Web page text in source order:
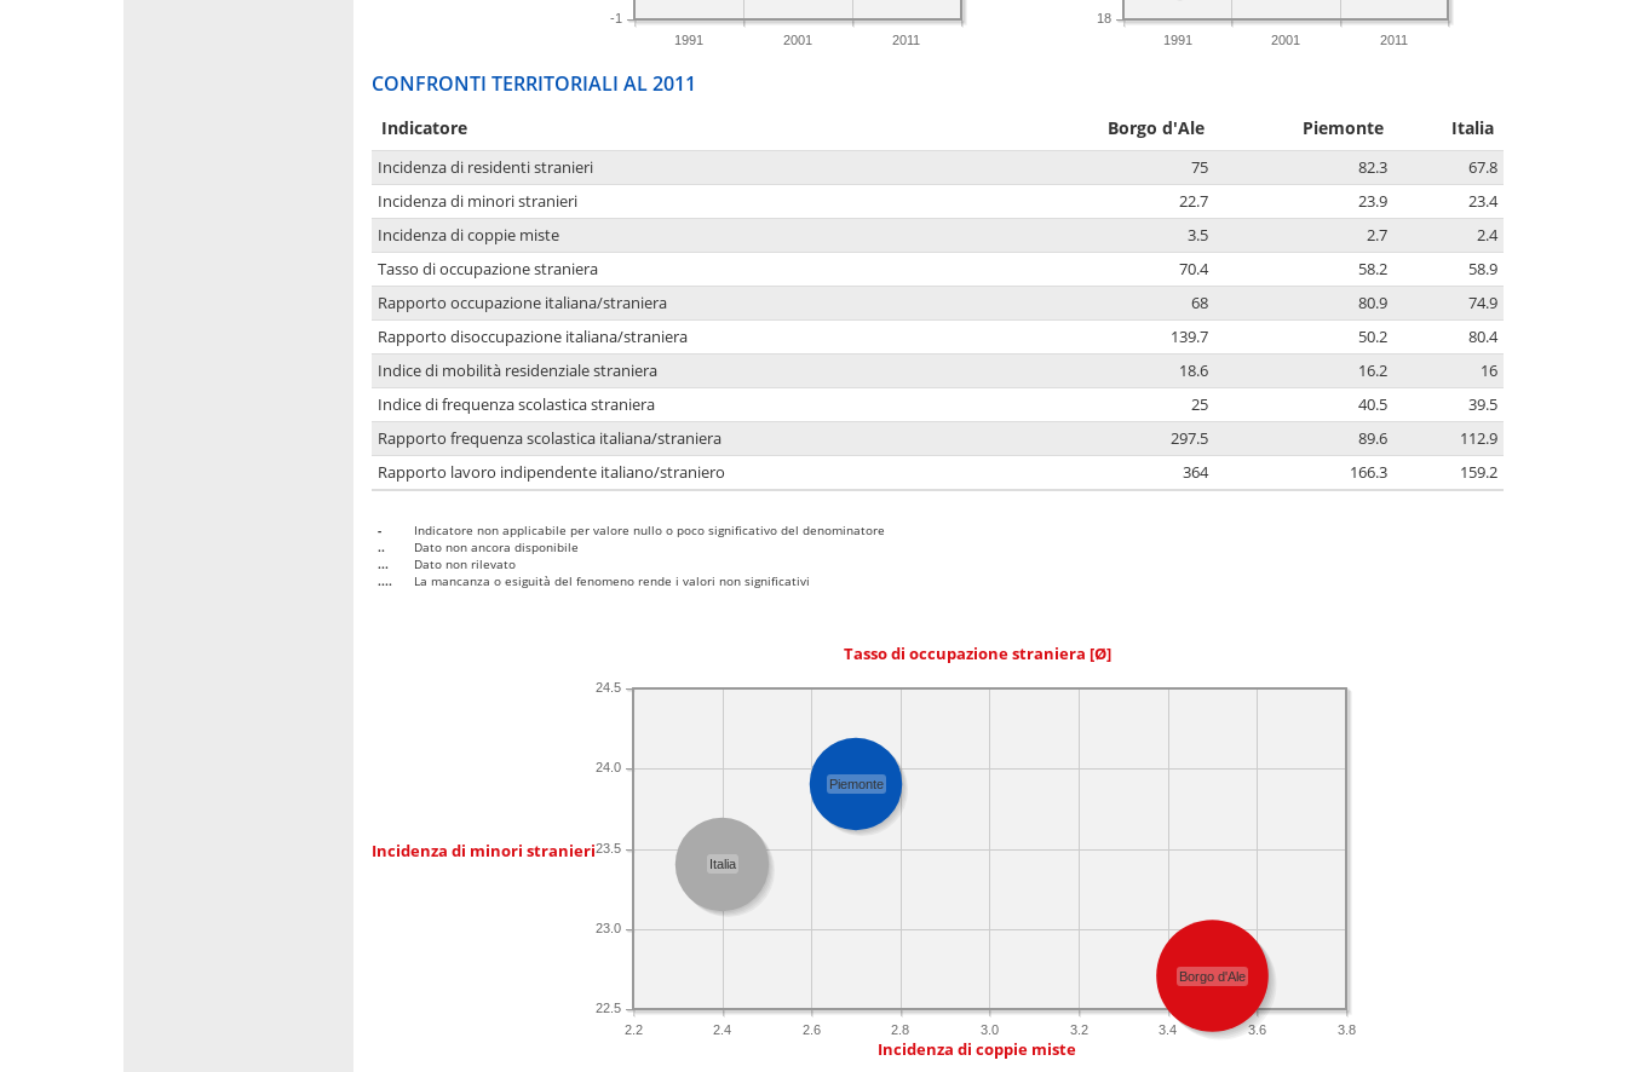
1991 2001 2011
-1
1991 2001 2011
18
CONFRONTI TERRITORIALI AL 2011
Indicatore Borgo d'Ale Piemonte Italia
Incidenza di residenti stranieri 75 82.3
67.8
Incidenza di minori stranieri
22.7 23.9
23.4
Incidenza di coppie miste
3.5 2.7
2.4
Tasso di occupazione straniera
70.4 58.2
58.9
Rapporto occupazione italiana/straniera
68 80.9
74.9
Rapporto disoccupazione italiana/straniera
139.7 50.2
80.4
Indice di mobilità residenziale straniera
18.6 16.2
16
Indice di frequenza scolastica straniera
25 40.5
39.5
Rapporto frequenza scolastica italiana/straniera
297.5 89.6
112.9
Rapporto lavoro indipendente italiano/straniero
364 166.3 159.2
-
Indicatore non applicabile per valore nullo o poco significativo del denominatore
..
Dato non ancora disponibile
...
Dato non rilevato
....
La mancanza o esiguità del fenomeno rende i valori non significativi
Tasso di occupazione straniera [Ø]
Incidenza di minori stranieri
2.2 2.4 2.6 2.8 3.0 3.2 3.4 3.6 3.8
22.5
23.0
23.5
24.0
24.5
Borgo d'Ale
Italia
Piemonte
Incidenza di coppie miste